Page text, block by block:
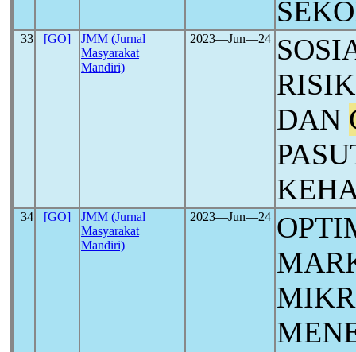
33 [GO]
JMM (Jurnal
Masyarakat
Mandiri)
2023―Jun―24
DAN
34 [GO]
JMM (Jurnal
Masyarakat
Mandiri)
2023―Jun―24